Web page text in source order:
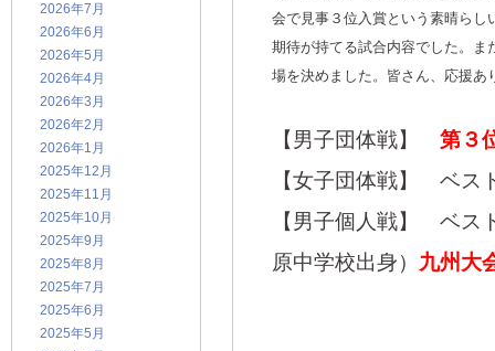
2026年7月
2026年6月
2026年5月
2026年4月
2026年3月
2026年2月
2026年1月
2025年12月
2025年11月
2025年10月
2025年9月
2025年8月
2025年7月
2025年6月
2025年5月
会で見事３位入賞という素晴らし
期待が持てる試合内容でした。ま
場を決めました。皆さん、応援あ
【男子団体戦】 第３
【女子団体戦】 ベス
【男子個人戦】 ベ
原中学校出身） 九州大